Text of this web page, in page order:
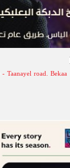
Taanayel road. Bekaa